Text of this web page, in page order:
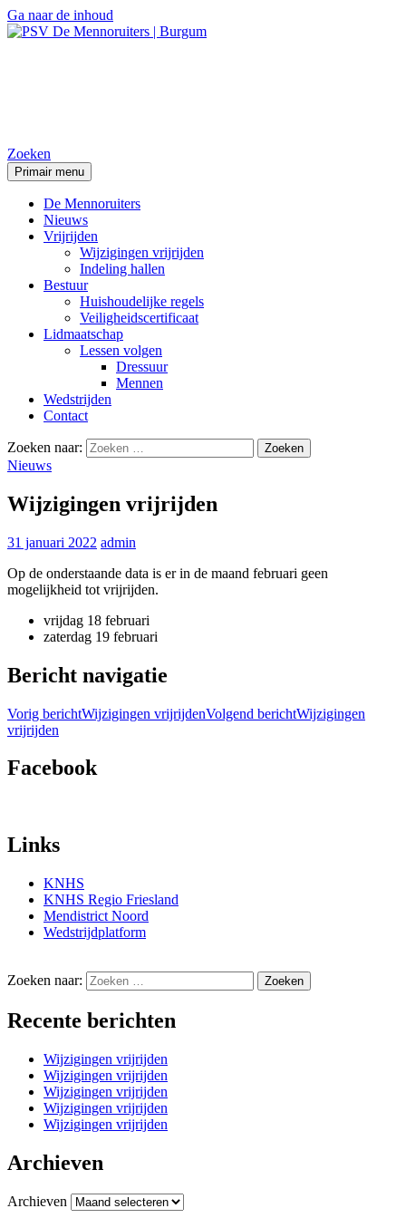
Ga naar de inhoud
Zoeken
Primair menu
De Mennoruiters
Nieuws
Vrijrijden
Wijzigingen vrijrijden
Indeling hallen
Bestuur
Huishoudelijke regels
Veiligheidscertificaat
Lidmaatschap
Lessen volgen
Dressuur
Mennen
Wedstrijden
Contact
Zoeken naar:
Nieuws
Wijzigingen vrijrijden
31 januari 2022 admin
Op de onderstaande data is er in de maand februari geen
mogelijkheid tot vrijrijden.
vrijdag 18 februari
zaterdag 19 februari
Bericht navigatie
Vorig berichtWijzigingen vrijrijdenVolgend berichtWijzigingen
vrijrijden
Facebook
Links
KNHS
KNHS Regio Friesland
Mendistrict Noord
Wedstrijdplatform
Zoeken naar:
Recente berichten
Wijzigingen vrijrijden
Wijzigingen vrijrijden
Wijzigingen vrijrijden
Wijzigingen vrijrijden
Wijzigingen vrijrijden
Archieven
Archieven